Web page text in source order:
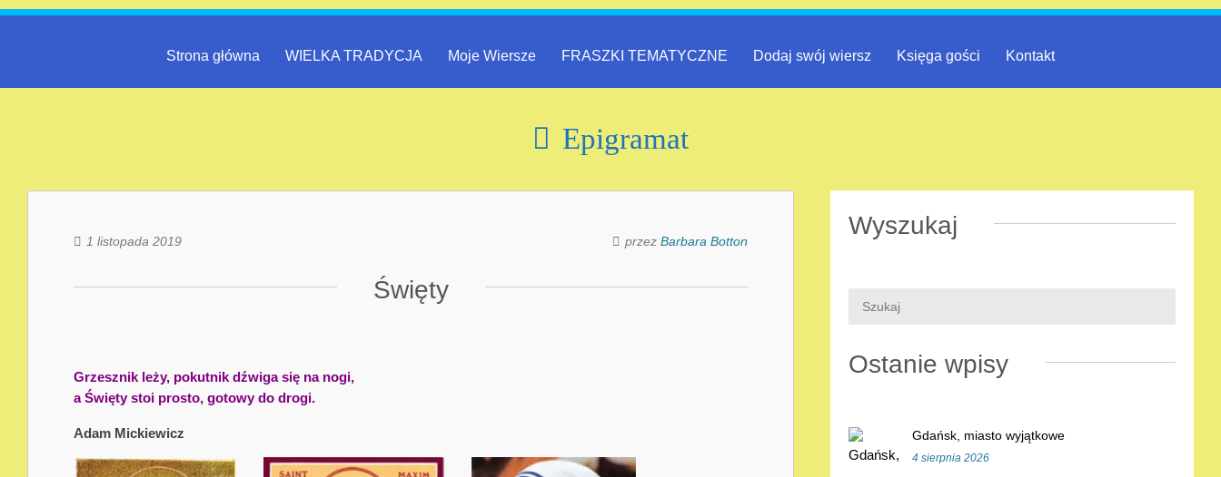
Strona główna WIELKA TRADYCJA Moje Wiersze FRASZKI TEMATYCZNE Dodaj swój wiersz Księga gości Kontakt
Epigramat
1 listopada 2019 przez Barbara Botton
Święty
Grzesznik leży, pokutnik dźwiga się na nogi,
a Święty stoi prosto, gotowy do drogi.
Adam Mickiewicz
Wyszukaj
Ostanie wpisy
Gdańsk, miasto wyjątkowe
4 sierpnia 2026